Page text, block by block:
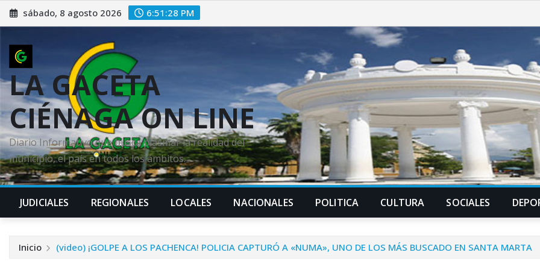
Saltar
al
sábado, 8 agosto 2026 6:51:30 PM
LA GACETA
CIÉNAGA ON LINE
Diario Informativo que busca plasmar la realidad del
municipio, el país en todos los ámbitos.
JUDICIALES REGIONALES LOCALES NACIONALES POLITICA CULTURA SOCIALES
Inicio (video) ¡GOLPE A LOS PACHENCA! POLICIA CAPTURÓ A «NUMA», UNO DE LOS MÁS BUSCADO EN SANTA MARTA